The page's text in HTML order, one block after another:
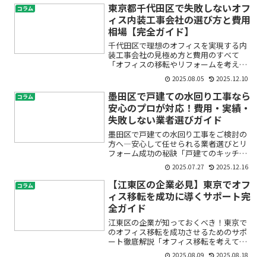
コラム
東京都千代田区で失敗しないオフ
ィス内装工事会社の選び方と費用
相場【完全ガイド】
千代田区で理想のオフィスを実現する内
装工事会社の見極め方と費用のすべて
「オフィスの移転やリフォームを考えて
いるけれど、何から始めていいのかわか
らない」「信頼できる内装業者の選び方
や相場感が全くつかめず不安…」——東
京都千代田区でオフィス内装...
2025.08.05 2025.12.10
コラム
墨田区で戸建ての水回り工事なら
安心のプロが対応！費用・実績・
失敗しない業者選びガイド
墨田区で戸建ての水回り工事をご検討の
方へ―安心して任せられる業者選びとリ
フォーム成功の秘訣「戸建てのキッチン
や浴室、トイレなどの水回りをリフォー
ムしたいけど、何から始めればいいのか
わからない…」「信頼できる業者に頼み
たいけど、失敗や後悔が怖...
2025.07.27 2025.12.16
コラム
【江東区の企業必見】東京でオフ
ィス移転を成功に導くサポート完
全ガイド
江東区の企業が知っておくべき！東京で
のオフィス移転を成功させるためのサポ
ート徹底解説「オフィス移転を考えてい
るけれど、何から手を付けていいかわか
2025.08.09 2025.08.18